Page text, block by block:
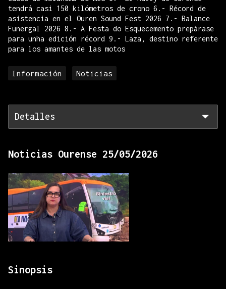
tendrá casi 150 kilómetros de crono 6.- Récord de
asistencia en el Ouren Sound Fest 2026 7.- Balance
Funergal 2026 8.- A Festa do Esquecemento prepárase
para unha edición récord 9.- Laza, destino referente
para los amantes de las motos
Información Noticias
Detalles
Noticias Ourense 25/05/2026
Sinopsis